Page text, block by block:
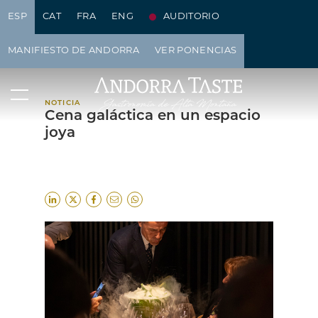
ESP CAT FRA ENG AUDITORIO
MANIFIESTO DE ANDORRA VER PONENCIAS
NOTICIAS
NOTICIA
Cena galáctica en un espacio
joya